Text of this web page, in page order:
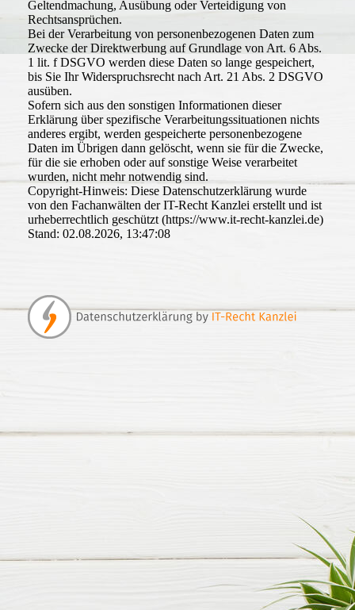
Geltendmachung, Ausübung oder Verteidigung von
Rechtsansprüchen.
Bei der Verarbeitung von personenbezogenen Daten zum
Zwecke der Direktwerbung auf Grundlage von Art. 6 Abs.
1 lit. f DSGVO werden diese Daten so lange gespeichert,
bis Sie Ihr Widerspruchsrecht nach Art. 21 Abs. 2 DSGVO
ausüben.
Sofern sich aus den sonstigen Informationen dieser
Erklärung über spezifische Verarbeitungssituationen nichts
anderes ergibt, werden gespeicherte personenbezogene
Daten im Übrigen dann gelöscht, wenn sie für die Zwecke,
für die sie erhoben oder auf sonstige Weise verarbeitet
wurden, nicht mehr notwendig sind.
Copyright-Hinweis: Diese Datenschutzerklärung wurde
von den Fachanwälten der IT-Recht Kanzlei erstellt und ist
urheberrechtlich geschützt (https://www.it-recht-kanzlei.de)
Stand: 02.08.2026, 13:47:08